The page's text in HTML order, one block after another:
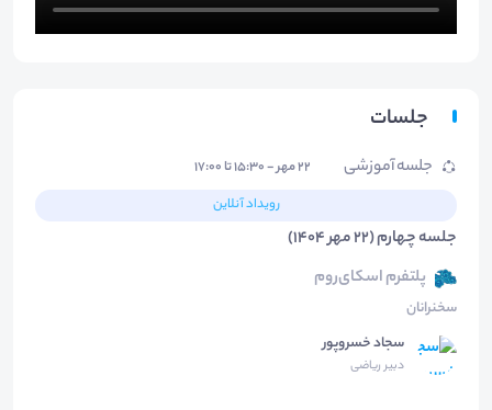
جلسات
جلسه آموزشی
۲۲ مهر - ۱۵:۳۰ تا ۱۷:۰۰
رویداد آنلاین
جلسه چهارم (22 مهر 1404)
پلتفرم اسکای‌روم
سخنرانان
سجاد خسروپور
دبیر ریاضی